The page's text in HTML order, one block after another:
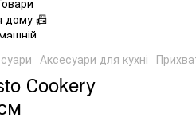
Аксесуари для кухні
Сookery